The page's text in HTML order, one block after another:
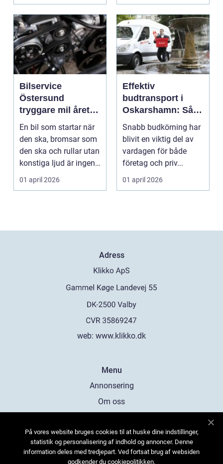
Bilservice
Östersund
tryggare mil året
runt
En bil som startar när
den ska, bromsar som
den ska och rullar utan
konstiga ljud är ingen
självklar...
01 april 2026
Effektiv
budtransport i
Oskarshamn: Så
väljer företag och
privatpersoner rätt
lösning
Snabb budkörning har
blivit en viktig del av
vardagen för både
företag och priv...
01 april 2026
Adress
web: www.klikko.dk
Menu
Annonsering
Om oss
Kontakta oss
Sitemap
På vores website bruges cookies til at huske dine indstillinger,
statistik og personalisering af indhold og annoncer. Denne
information deles med tredjepart. Ved fortsat brug af websiden
godkender du cookiepolitikken.